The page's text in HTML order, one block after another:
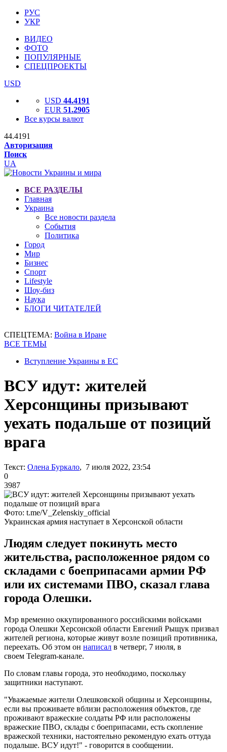
РУС
УКР
ВИДЕО
ФОТО
ПОПУЛЯРНЫЕ
СПЕЦПРОЕКТЫ
USD
USD 44.4191
EUR 51.2905
Все курсы валют
44.4191
Авторизация
Поиск
UA
ВСЕ РАЗДЕЛЫ
Главная
Украина
Все новости раздела
События
Политика
Город
Мир
Бизнес
Спорт
Lifestyle
Шоу-биз
Наука
БЛОГИ ЧИТАТЕЛЕЙ
СПЕЦТЕМА: Война в Иране
ВСЕ ТЕМЫ
Вступление Украины в ЕС
ВСУ идут: жителей
Херсонщины призывают
уехать подальше от позиций
врага
Текст: Олена Буркало, 7 июля 2022, 23:54
0
3987
Фото: t.me/V_Zelenskiy_official
Украинская армия наступает в Херсонской области
Людям следует покинуть место
жительства, расположенное рядом со
складами с боеприпасами армии РФ
или их системами ПВО, сказал глава
города Олешки.
Мэр временно оккупированного российскими войсками
города Олешки Херсонской области Евгений Рыщук призвал
жителей региона, которые живут возле позиций противника,
переехать. Об этом он написал в четверг, 7 июля, в
своем Telegram-канале.
По словам главы города, это необходимо, поскольку
защитники наступают.
"Уважаемые жители Олешковской общины и Херсонщины,
если вы проживаете вблизи расположения объектов, где
проживают вражеские солдаты РФ или расположены
вражеские ПВО, склады с боеприпасами, есть скопление
вражеской техники, настоятельно рекомендую ехать оттуда
подальше. ВСУ идут!" - говорится в сообщении.